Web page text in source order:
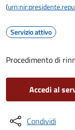
(
Servizio attivo
Procedimento di
Accedi al
Condividi